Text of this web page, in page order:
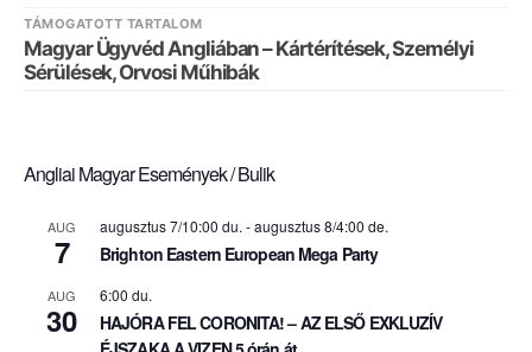
TÁMOGATOTT TARTALOM
Magyar Ügyvéd Angliában – Kártérítések, Személyi
Sérülések, Orvosi Műhibák
Angliai Magyar Események / Bulik
AUG
7
augusztus 7/10:00 du. -augusztus 8/4:00 de.
Brighton Eastern European Mega Party
AUG
30
6:00 du.
HAJÓRA FEL CORONITA! – AZ ELSŐ EXKLUZÍV